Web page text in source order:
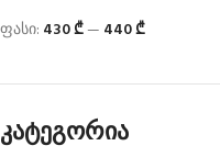
ფასი: 430 ₾— 440 ₾
კატეგორია